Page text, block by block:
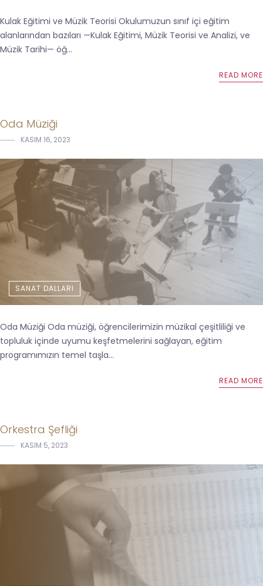
Kulak Eğitimi ve Müzik Teorisi Okulumuzun sınıf içi eğitim
alanlarından bazıları —Kulak Eğitimi, Müzik Teorisi ve Analizi, ve
Müzik Tarihi— öğ...
READ MORE
Oda Müziği
KASIM 16, 2023
SANAT DALLARI
Oda Müziği Oda müziği, öğrencilerimizin müzikal çeşitliliği ve
topluluk içinde uyumu keşfetmelerini sağlayan, eğitim
programımızın temel taşla...
READ MORE
Orkestra Şefliği
KASIM 5, 2023